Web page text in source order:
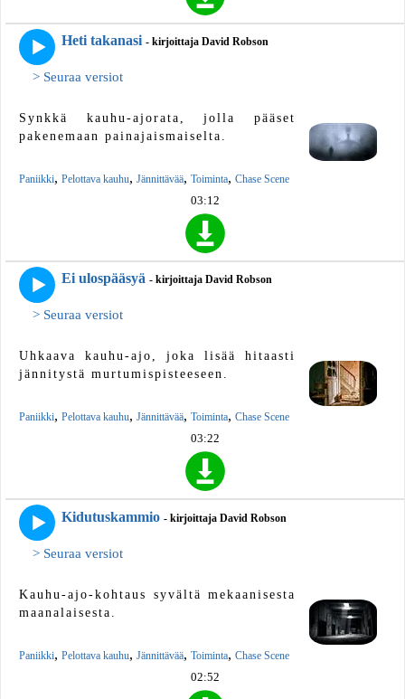
Heti takanasi - kirjoittaja David Robson
> Seuraa versiot
Synkkä kauhu-ajorata, jolla pääset
pakenemaan painajaismaiselta.
Paniikki, Pelottava kauhu, Jännittävää, Toiminta, Chase Scene
03:12
Ei ulospääsyä - kirjoittaja David Robson
> Seuraa versiot
Uhkaava kauhu-ajo, joka lisää hitaasti
jännitystä murtumispisteeseen.
Paniikki, Pelottava kauhu, Jännittävää, Toiminta, Chase Scene
03:22
Kidutuskammio - kirjoittaja David Robson
> Seuraa versiot
Kauhu-ajo-kohtaus syvältä mekaanisesta
maanalaisesta.
Paniikki, Pelottava kauhu, Jännittävää, Toiminta, Chase Scene
02:52